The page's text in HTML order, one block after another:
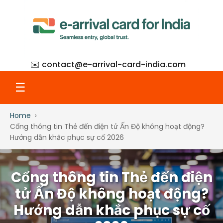
✉️ contact@e-arrival-card-india.com
☰
Home
What Is eAC
How to Apply
Step-by-Step with Screenshots
Home
Cổng thông tin Thẻ đến điện tử Ấn Độ không hoạt động?
Hướng dẫn khắc phục sự cố 2026
Cổng thông tin Thẻ đến điện
tử Ấn Độ không hoạt động?
Hướng dẫn khắc phục sự cố